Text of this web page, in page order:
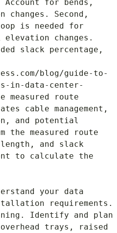
for bends,
Second,
is needed for
changes.
slack percentage,
blog/guide-to-
in-data-center-
route
cable management,
and potential
the measured route
and slack
to calculate the
your data
requirements.
Identify and plan
trays, raised